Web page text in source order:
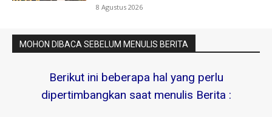
8 Agustus 2026
MOHON DIBACA SEBELUM MENULIS BERITA
Berikut ini beberapa hal yang perlu
dipertimbangkan saat menulis Berita :